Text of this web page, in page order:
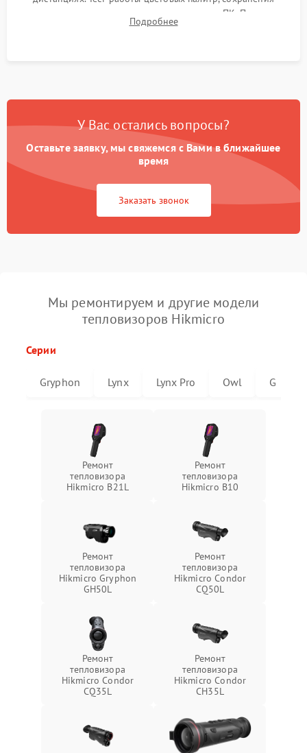
термограмм в память и передачи данных на ПК. Проверка
автономности работы и итоговый контроль качества.
Подробнее
У Вас остались вопросы?
Оставьте заявку, мы свяжемся с Вами в ближайшее
время
Заказать звонок
Мы ремонтируем и другие модели
тепловизоров Hikmicro
Серии
Gryphon Lynx Lynx Pro Owl G
Ремонт
тепловизора
Hikmicro B21L
Ремонт
тепловизора
Hikmicro B10
Ремонт
тепловизора
Hikmicro Gryphon
GH50L
Ремонт
тепловизора
Hikmicro Condor
CQ50L
Ремонт
тепловизора
Hikmicro Condor
CQ35L
Ремонт
тепловизора
Hikmicro Condor
CH35L